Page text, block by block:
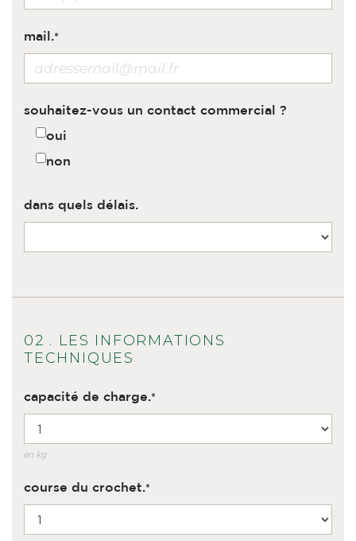
mail.
souhaitez-vous un contact commercial ?
oui
non
dans quels délais.
02 . LES INFORMATIONS
TECHNIQUES
capacité de charge.
en kg
course du crochet.